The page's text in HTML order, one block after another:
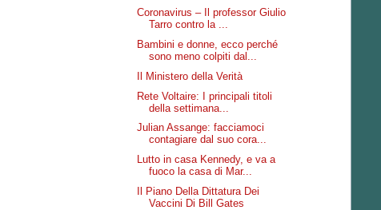
Coronavirus – Il professor Giulio
Tarro contro la ...
Bambini e donne, ecco perché
sono meno colpiti dal...
Il Ministero della Verità
Rete Voltaire: I principali titoli
della settimana...
Julian Assange: facciamoci
contagiare dal suo cora...
Lutto in casa Kennedy, e va a
fuoco la casa di Mar...
Il Piano Della Dittatura Dei
Vaccini Di Bill Gates